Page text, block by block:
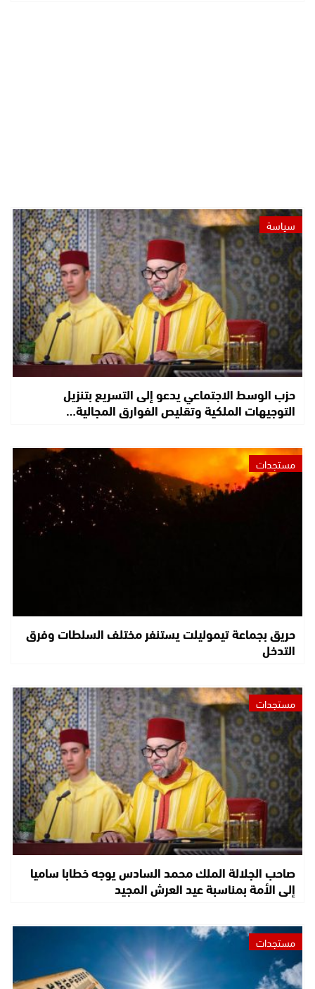
سياسة
حزب الوسط الاجتماعي يدعو إلى التسريع بتنزيل
التوجيهات الملكية وتقليص الفوارق المجالية…
مستجدات
حريق بجماعة تيموليلت يستنفر مختلف السلطات وفرق
التدخل
مستجدات
صاحب الجلالة الملك محمد السادس يوجه خطابا ساميا
إلى الأمة بمناسبة عيد العرش المجيد
مستجدات